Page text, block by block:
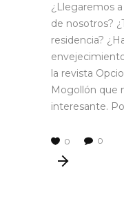
¿Llegaremos
de nosotros?
residencia?
la revista
Mogollón que
interesante.
0 0